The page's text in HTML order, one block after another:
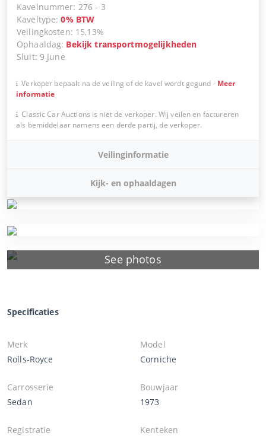
See photos
Kavelnummer: 276 - 3
Kaveltype:0% BTW
Veilingkosten: 15,13%
Ophaaldag: Bekijk transportmogelijkheden
Sluit: 9 June
Verkoper bepaalt na de veiling of de kavel wordt gegund - Meer
informatie
Classic Car Auctions is niet de verkoper. Wij veilen en factureren
als bemiddelaar namens een derde partij, de verkoper.
Veilinginformatie
Kijk- en ophaaldagen
Specificaties
Merk
Rolls-Royce
Model
Corniche
Carrosserie
Sedan
Bouwjaar
1973
Registratie
Kenteken